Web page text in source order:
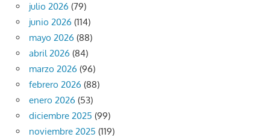
julio 2026 (79)
junio 2026 (114)
mayo 2026 (88)
abril 2026 (84)
marzo 2026 (96)
febrero 2026 (88)
enero 2026 (53)
diciembre 2025 (99)
noviembre 2025 (119)